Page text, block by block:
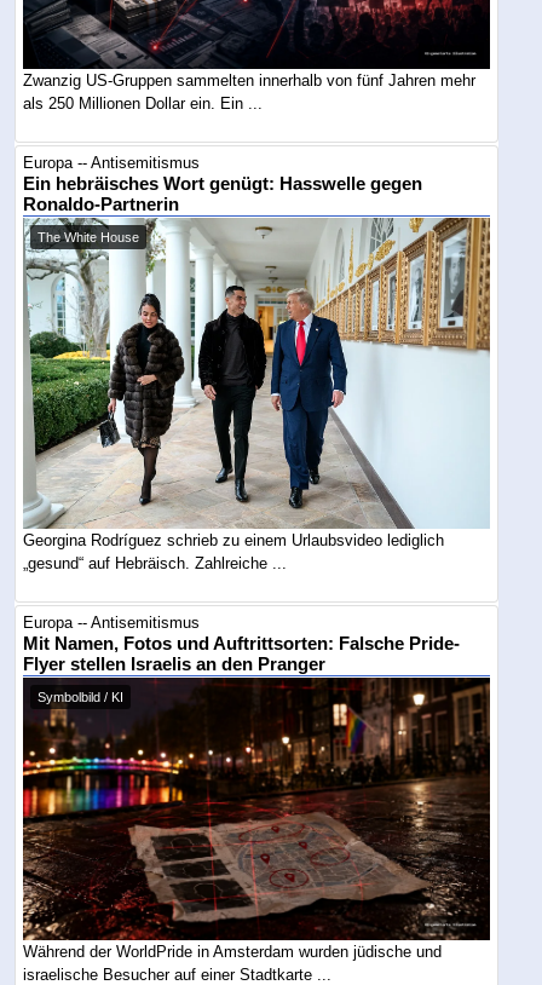
Zwanzig US-Gruppen sammelten innerhalb von fünf Jahren mehr
als 250 Millionen Dollar ein. Ein ...
Europa -- Antisemitismus
Ein hebräisches Wort genügt: Hasswelle gegen
Ronaldo-Partnerin
The White House
Georgina Rodríguez schrieb zu einem Urlaubsvideo lediglich
„gesund“ auf Hebräisch. Zahlreiche ...
Europa -- Antisemitismus
Mit Namen, Fotos und Auftrittsorten: Falsche Pride-
Flyer stellen Israelis an den Pranger
Symbolbild / KI
Während der WorldPride in Amsterdam wurden jüdische und
israelische Besucher auf einer Stadtkarte ...